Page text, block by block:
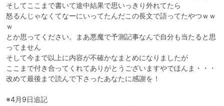
そしてここまで書いて途中結果で思いっきり外れてたら
怒るんじゃなくてなーにいってたんだこの長文で語ってたやつｗｗ
ｗ
とか思ってください。まあ悪魔で予測記事なんで自分も当たると思
ってません
そして今まで以上に内容が不確かなまとめになりましたが
ここまで付き合ってくれてありがとうございますやでほんま・・・
改めて最後まで読んで下さったあなたに感謝を！
※4月9日追記